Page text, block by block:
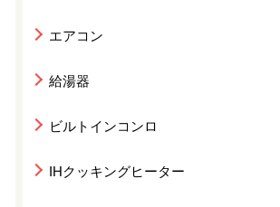
エアコン
給湯器
ビルトインコンロ
IHクッキングヒーター